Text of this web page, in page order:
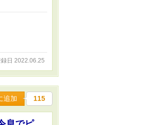
日 2022.06.25
追加 115